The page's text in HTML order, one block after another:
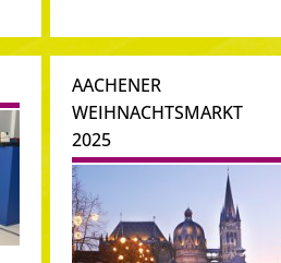
AACHENER
WEIHNACHTSMARKT
2025